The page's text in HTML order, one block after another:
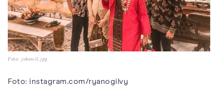
Foto: jokowi5.jpg
Foto: instagram.com/ryanogilvy